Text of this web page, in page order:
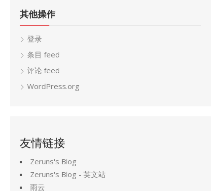
其他操作
登录
条目 feed
评论 feed
WordPress.org
友情链接
Zeruns's Blog
Zeruns's Blog - 英文站
雨云